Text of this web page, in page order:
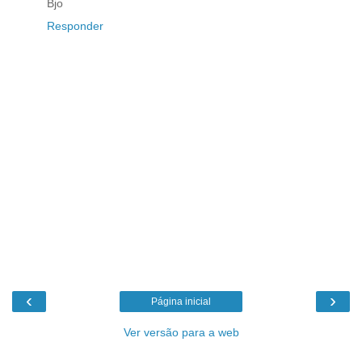
Bjo
Responder
‹ ›
Página inicial
Ver versão para a web